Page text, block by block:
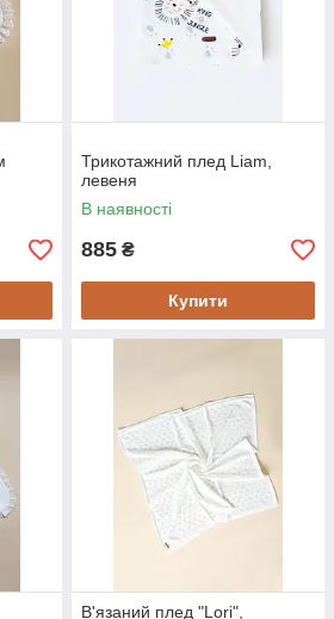
Трикотажний плед Liam,
левеня
В наявності
885 ₴
Купити
В'язаний плед "Lori",